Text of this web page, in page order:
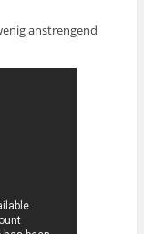
anstrengend